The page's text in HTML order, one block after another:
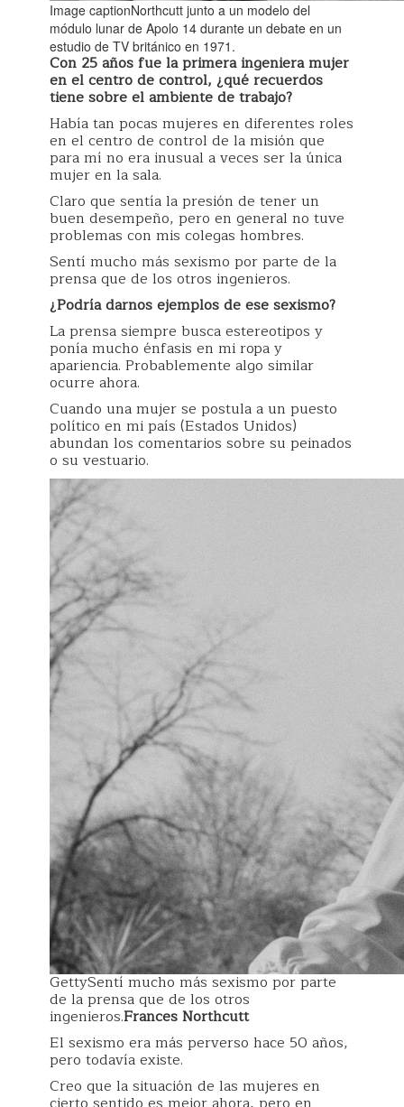
Image captionNorthcutt junto a un modelo del
módulo lunar de Apolo 14 durante un debate en un
estudio de TV británico en 1971.
Con 25 años fue la primera ingeniera mujer
en el centro de control, ¿qué recuerdos
tiene sobre el ambiente de trabajo?
Había tan pocas mujeres en diferentes roles
en el centro de control de la misión que
para mí no era inusual a veces ser la única
mujer en la sala.
Claro que sentía la presión de tener un
buen desempeño, pero en general no tuve
problemas con mis colegas hombres.
Sentí mucho más sexismo por parte de la
prensa que de los otros ingenieros.
¿Podría darnos ejemplos de ese sexismo?
La prensa siempre busca estereotipos y
ponía mucho énfasis en mi ropa y
apariencia. Probablemente algo similar
ocurre ahora.
Cuando una mujer se postula a un puesto
político en mi país (Estados Unidos)
abundan los comentarios sobre su peinados
o su vestuario.
GettySentí mucho más sexismo por parte
de la prensa que de los otros
ingenieros.Frances Northcutt
El sexismo era más perverso hace 50 años,
pero todavía existe.
Creo que la situación de las mujeres en